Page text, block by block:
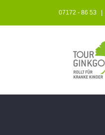
07172 - 86 53